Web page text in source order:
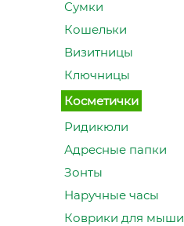
Сумки
Кошельки
Визитницы
Ключницы
Косметички
Ридикюли
Адресные папки
Зонты
Наручные часы
Коврики для мыши